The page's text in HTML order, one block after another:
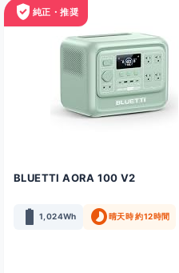
verified_user 純正・推奨
BLUETTI AORA 100 V2
battery_full 1,024Wh timelapse晴天時 約12時間